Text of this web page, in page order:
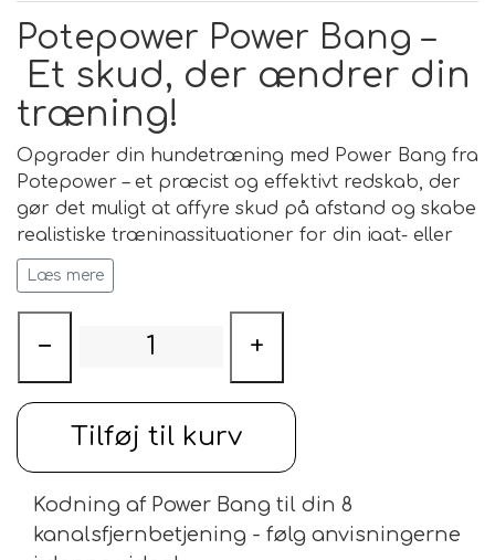
Potepower Power Bang –
Et skud, der ændrer din
træning!
Opgrader din hundetræning med Power Bang fra
Potepower – et præcist og effektivt redskab, der
gør det muligt at affyre skud på afstand og skabe
realistiske træningssituationer for din jagt- eller
markprøvehund.
Perfekt til dig, der allerede har en
Airlauncher Li4 eller Li6
allerede ejer enAirlauncher Li4 eller Li6
kanals fjernbetjening
, og ønsker at tilføje Power
Bang som ekstra enhed.
En detaljeret vejledning til kodning med
fjernbetjeningen medfølger, så du hurtigt kan
komme i gang.
Læs mere
− +
Tilføj til kurv
Kodning af Power Bang til din 8
kanalsfjernbetjening - følg anvisningerne